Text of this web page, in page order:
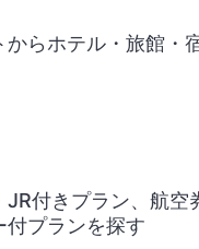
らホテル・旅館・
付きプラン、航空
付プランを探す